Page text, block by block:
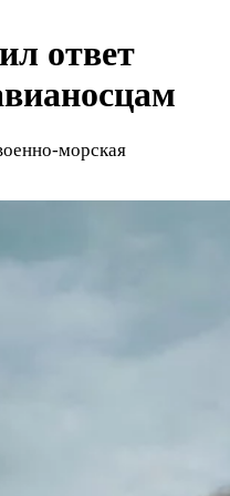
ответ
морская